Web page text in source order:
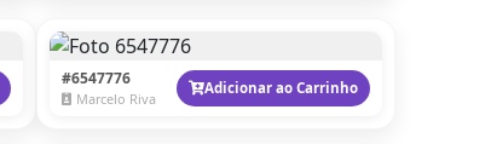
#6547776
Marcelo Riva
Adicionar ao Carrinho